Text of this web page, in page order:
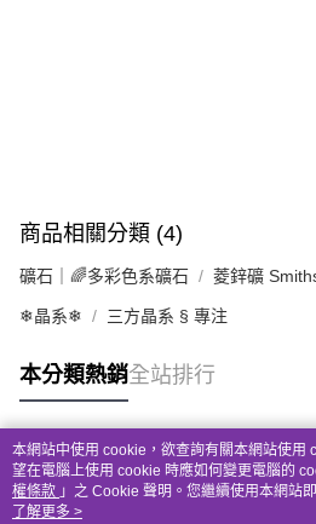
商品相關分類 (4)
礦石｜🌈多彩色系礦石 菱鋅礦
❄晶系❄ 三方晶系 § 專注
本分類熱銷全站排行
熱門標籤
本網站中使用 cookie，欲查詢有關本網站使用
望在電腦上使用 cookie 時應如何變更電腦的
權條款 」之 Cookie 聲明。您繼續使用本網站
用條款之 Cookie 聲明使用 cookie。
了解更多 >